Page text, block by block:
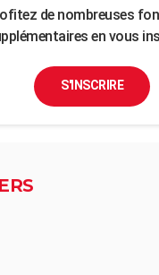
de nombreuses
en vous
S'INSCRIRE